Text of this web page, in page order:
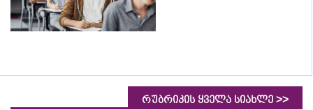
რუბრიკის ყველა სიახლე >>